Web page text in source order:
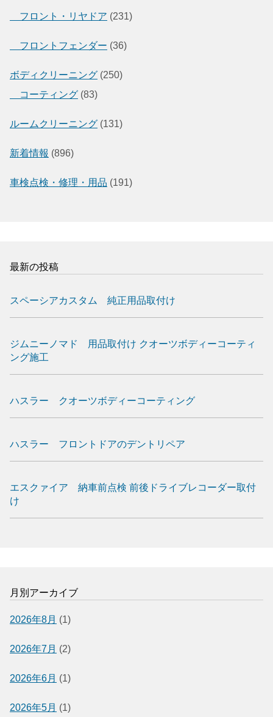
フロント・リヤドア (231)
フロントフェンダー (36)
ボディクリーニング (250)
コーティング (83)
ルームクリーニング (131)
新着情報 (896)
車検点検・修理・用品 (191)
最新の投稿
スペーシアカスタム 純正用品取付け
ジムニーノマド 用品取付け クオーツボディーコーティ
ング施工
ハスラー クオーツボディーコーティング
ハスラー フロントドアのデントリペア
エスクァイア 納車前点検 前後ドライブレコーダー取付
け
月別アーカイブ
2026年8月 (1)
2026年7月 (2)
2026年6月 (1)
2026年5月 (1)